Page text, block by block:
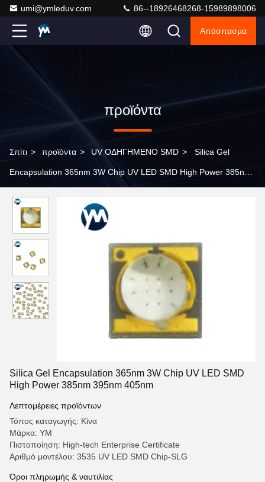
umi@ymleduv.com 86--18926468268-15989898006
Απόσπασμα
προϊόντα
Σπίτι > προϊόντα > UV ΟΔΗΓΗΜΕΝΟ SMD > Silica Gel
Encapsulation 365nm 3W Chip UV LED SMD High Power 385nm
Silica Gel Encapsulation 365nm 3W Chip UV LED SMD
High Power 385nm 395nm 405nm
Λεπτομέρειες προϊόντων
Τόπος καταγωγής: Κίνα
Μάρκα: YM
Πιστοποίηση: High-tech Enterprise Certificate
Αριθμό μοντέλου: 3535 UV LED SMD Chip-SLG
Όροι πληρωμής & ναυτιλίας